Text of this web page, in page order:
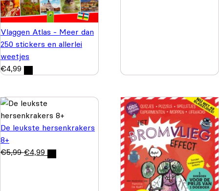
Vlaggen Atlas - Meer dan
250 stickers en allerlei
weetjes
€4,99
De leukste hersenkrakers
8+
€5,99 €4,99